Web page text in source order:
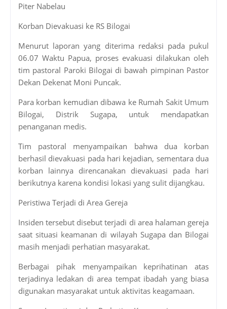
Piter Nabelau
Korban Dievakuasi ke RS Bilogai
Menurut laporan yang diterima redaksi pada pukul
06.07 Waktu Papua, proses evakuasi dilakukan oleh
tim pastoral Paroki Bilogai di bawah pimpinan Pastor
Dekan Dekenat Moni Puncak.
Para korban kemudian dibawa ke Rumah Sakit Umum
Bilogai, Distrik Sugapa, untuk mendapatkan
penanganan medis.
Tim pastoral menyampaikan bahwa dua korban
berhasil dievakuasi pada hari kejadian, sementara dua
korban lainnya direncanakan dievakuasi pada hari
berikutnya karena kondisi lokasi yang sulit dijangkau.
Peristiwa Terjadi di Area Gereja
Insiden tersebut disebut terjadi di area halaman gereja
saat situasi keamanan di wilayah Sugapa dan Bilogai
masih menjadi perhatian masyarakat.
Berbagai pihak menyampaikan keprihatinan atas
terjadinya ledakan di area tempat ibadah yang biasa
digunakan masyarakat untuk aktivitas keagamaan.